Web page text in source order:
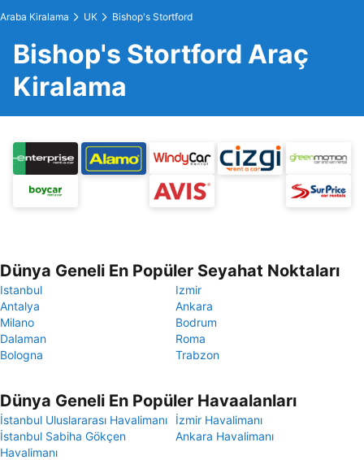
Araba Kiralama UK Bishop's Stortford
Bishop's Stortford Araç
Kiralama
Dünya Geneli En Popüler Seyahat Noktaları
Istanbul
Izmir
Antalya
Ankara
Milano
Bodrum
Dalaman
Roma
Bologna
Trabzon
Dünya Geneli En Popüler Havaalanları
İstanbul Uluslararası Havalimanı
İzmir Havalimanı
İstanbul Sabiha Gökçen
Havalimanı
Ankara Havalimanı